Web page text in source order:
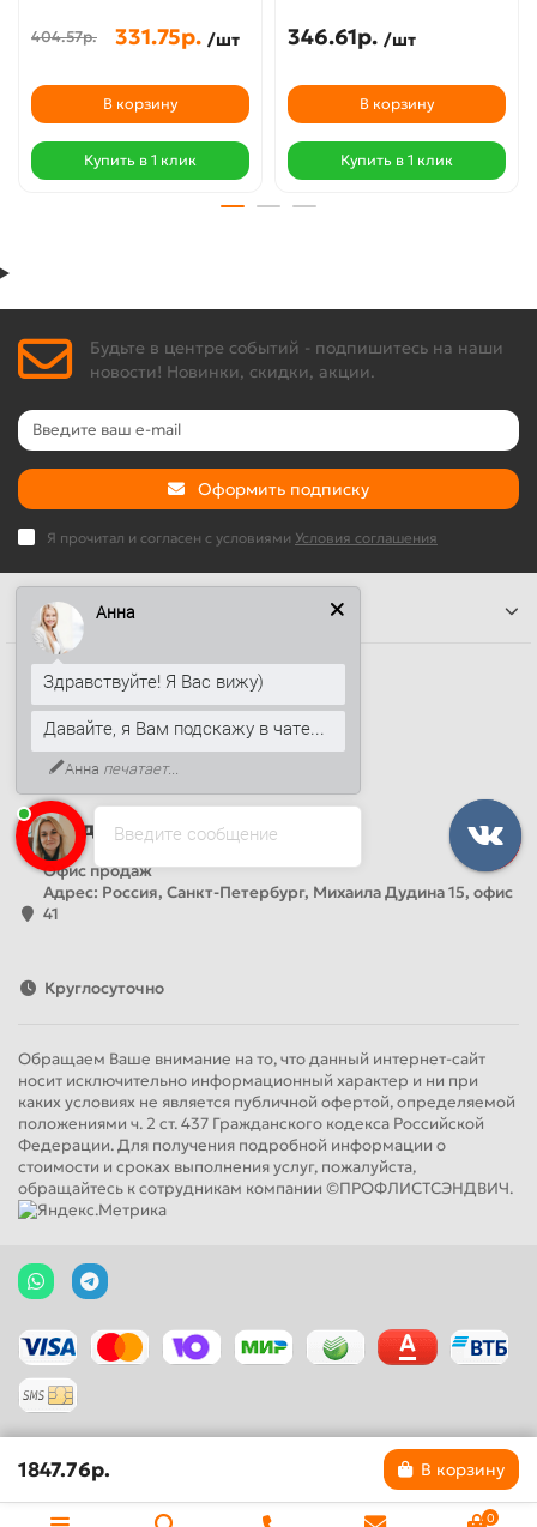
404.57р. 331.75р. /шт
В корзину
Купить в 1 клик
346.61р. /шт
В корзину
Купить в 1 клик
Будьте в центре событий - подпишитесь на наши
новости! Новинки, скидки, акции.
Оформить подписку
Я прочитал и согласен с условиями Условия соглашения
Информация
Наши контакты
+7 (812) 389-26-20
+7 (499) 444-14-71
info@sandwichpanelsvspb.ru
Наш адрес
Офис продаж
Адрес: Россия, Санкт-Петербург, Михаила Дудина 15, офис
41
Круглосуточно
Обращаем Ваше внимание на то, что данный интернет-сайт
носит исключительно информационный характер и ни при
каких условиях не является публичной офертой, определяемой
положениями ч. 2 ст. 437 Гражданского кодекса Российской
Федерации. Для получения подробной информации о
стоимости и сроках выполнения услуг, пожалуйста,
обращайтесь к сотрудникам компании ©ПРОФЛИСТСЭНДВИЧ.
1847.76р. В корзину
0
Введите сообщение
Анна
Здравствуйте! Я Вас вижу)
Давайте, я Вам подскажу в чате...
Анна печатает...